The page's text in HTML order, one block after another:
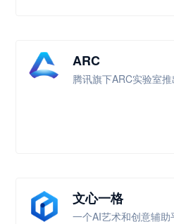
ARC
腾讯旗下ARC实验室
文心一格
一个AI艺术和创意辅助